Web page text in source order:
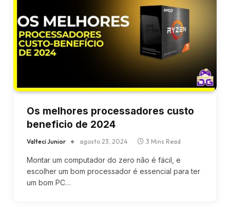
Os melhores processadores custo
beneficio de 2024
Valteci Junior agosto 23, 2024 3 Mins Read
Montar um computador do zero não é fácil, e
escolher um bom processador é essencial para ter
um bom PC…